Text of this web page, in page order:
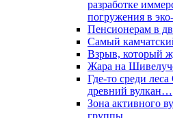
разработке
погружения в
Пенсионерам в
Самый
Взрыв, который
Жара на
Где-то среди
древний вулкан…
Зона активного
группы